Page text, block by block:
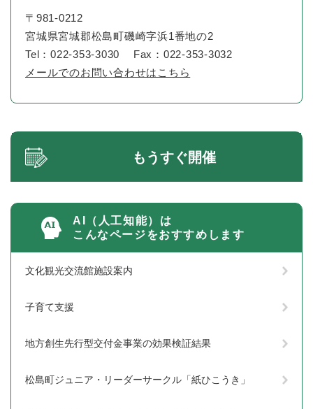
〒981-0212
宮城県宮城郡松島町磯崎字浜1番地の2
Tel：022-353-3030
Fax：022-353-3032
メールでのお問い合わせはこちら
もうすぐ開催
AI（人工知能）は
こんなページをおすすめします
文化観光交流館施設案内
子育て支援
地方創生先行型交付金事業の効果検証結果
松島町ジュニア・リーダーサークル「紙ひこうき」